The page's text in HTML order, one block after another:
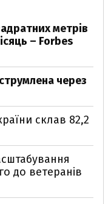
метрів
– Forbes
через
склав 82,2
до ветеранів